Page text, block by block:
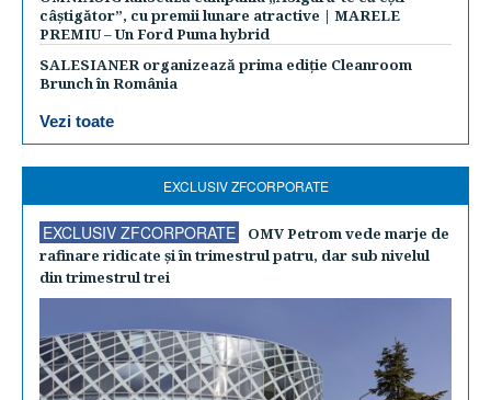
câștigător”, cu premii lunare atractive | MARELE
PREMIU – Un Ford Puma hybrid
SALESIANER organizează prima ediție Cleanroom
Brunch în România
Vezi toate
EXCLUSIV ZFCORPORATE
EXCLUSIV ZFCORPORATE
OMV Petrom vede marje de
rafinare ridicate şi în trimestrul patru, dar sub nivelul
din trimestrul trei